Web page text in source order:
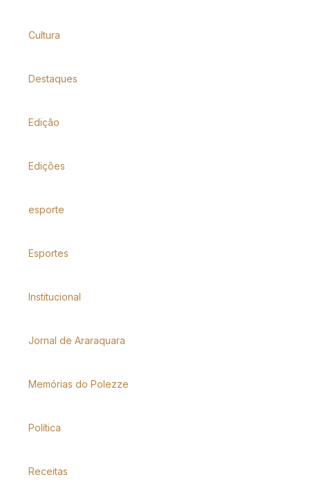
Cultura
Destaques
Edição
Edições
esporte
Esportes
Institucional
Jornal de Araraquara
Memórias do Polezze
Política
Receitas